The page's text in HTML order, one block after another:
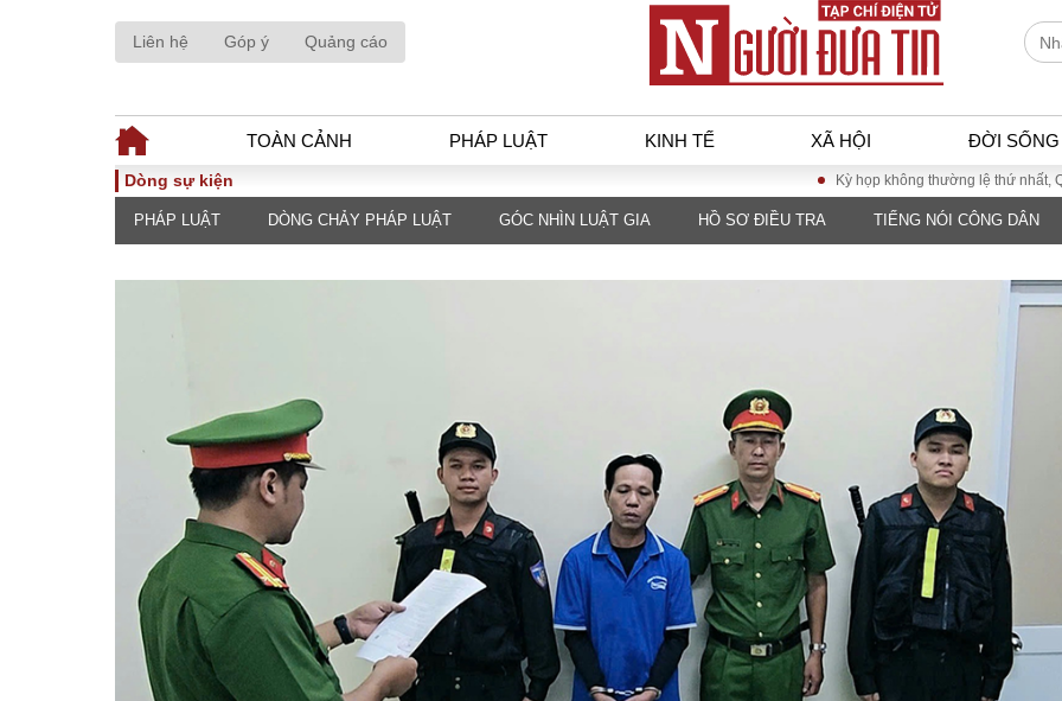
Liên hệ Góp ý Quảng cáo
TOÀN CẢNH PHÁP LUẬT KINH TẾ XÃ HỘI ĐỜI SỐNG
TOÀN CẢNH PHÁP LUẬT
An ninh - Hình sự
KINH TẾ
Hồ sơ doanh
nghiệp
Xu hướng thị
trường
Tiêu dùng và dư
luận
Công nghệ
XÃ HỘI
Giáo dục
Môi trường
ĐA CHIỀU
Quan điểm
INFOCUS
Dòng sự kiện Kỳ họp không thường lệ thứ nhất, Quốc hội
PHÁP LUẬT DÒNG CHẢY PHÁP LUẬT GÓC NHÌN LUẬT GIA HỒ SƠ ĐIỀU TRA TIẾNG NÓI CÔNG DÂN